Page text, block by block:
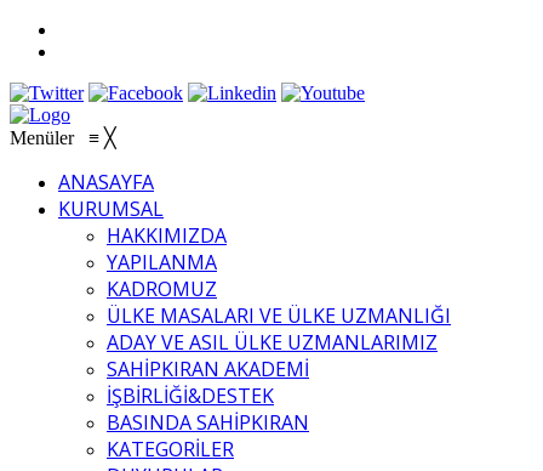
Menüler ≡ ╳
ANASAYFA
KURUMSAL
HAKKIMIZDA
YAPILANMA
KADROMUZ
ÜLKE MASALARI VE ÜLKE UZMANLIĞI
ADAY VE ASIL ÜLKE UZMANLARIMIZ
SAHİPKIRAN AKADEMİ
İŞBİRLİĞİ&DESTEK
BASINDA SAHİPKIRAN
KATEGORİLER